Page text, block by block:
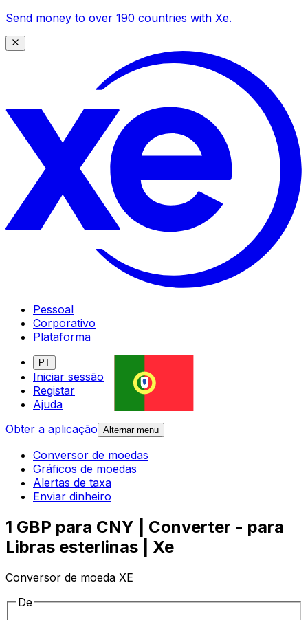
Send money to over 190 countries with Xe.
Pessoal
Corporativo
Plataforma
PT
Iniciar sessão
Registar
Ajuda
Obter a aplicação Alternar menu
Conversor de moedas
Gráficos de moedas
Alertas de taxa
Enviar dinheiro
1 GBP para CNY | Converter - para
Libras esterlinas | Xe
Conversor de moeda XE
De